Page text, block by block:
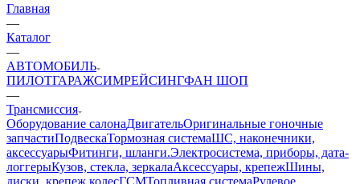
Главная
—
Каталог
—
АВТОМОБИЛЬ
ПИЛОТГАРАЖСИМРЕЙСИНГФАН ШОП
—
Трансмиссия
Оборудование салонаДвигательОригинальные гоночные
запчастиПодвескаТормозная системаШС, наконечники,
аксессуарыФитинги, шланги.Электросистема, приборы, дата-
логгерыКузов, стекла, зеркалаАксессуары, крепежШины,
диски, крепеж колесГСМТопливная системаРулевое